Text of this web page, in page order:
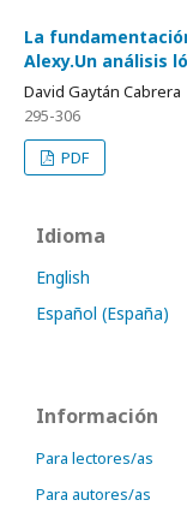
La
Alexy.Un análisis
David Gaytán Cabrera
295-306
PDF
Idioma
English
Español (España)
Información
Para lectores/as
Para autores/as